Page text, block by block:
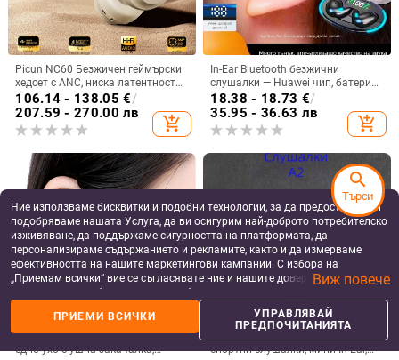
Picun NC60 Безжичен геймърски
хедсет с ANC, ниска латентност
за киберспорт, Bluetooth 5.4,
живот на батерията над 8 часа,
обхват 10 м
106.14 - 138.05 €/
207.59 - 270.00 лв
add_shopping_cart
In-Ear Bluetooth безжични
слушалки — Huawei чип, батерия
над 8 часа, IPX3 водоустойчиви,
мини невидим дизайн, стерео
звук
18.38 - 18.73 €/
35.95 - 36.63 лв
add_shopping_cart
Игрална Bluetooth слушалка за
едно ухо с ушна закачалка,
спортни слушалки, мини In-Ear,
Ние използваме бисквитки и подобни технологии, за да предоставяме и
подобряваме нашата Услуга, да ви осигурим най-доброто потребителско
изживяване, да поддържаме сигурността на платформата, да
персонализираме съдържанието и рекламите, както и да измерваме
ефективността на нашите маркетингови кампании. С избора на
„Приемам всички“ вие се съгласявате ние и нашите доверени партньори
да съхраняваме бисквитки и подобни технологии на вашето устройство
за рекламни и аналитични цели. Можете по всяко време да управлявате
своите предпочитания, като натиснете „Управлявай предпочитанията“.
За повече информация, моля, вижте нашата
данните.
Виж повече
ПРИЕМИ ВСИЧКИ
УПРАВЛЯВАЙ
ПРЕДПОЧИТАНИЯТА
search
Търси